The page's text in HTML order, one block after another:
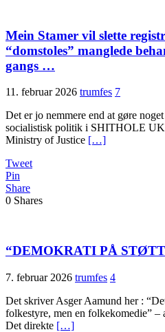
Mein Stamer vil slette
“domstoles” manglede
gangs …
11. februar 2026 trumfes 7
Det er jo nemmere end at gøre
socialistisk politik i SHITHOLE UK
Ministry of Justice […]
Tweet
Pin
Share
0 Shares
“DEMOKRATI PÅ
7. februar 2026 trumfes 4
Det skriver Asger Aamund her :
folkestyre, men en folkekomedie” –
Det direkte […]